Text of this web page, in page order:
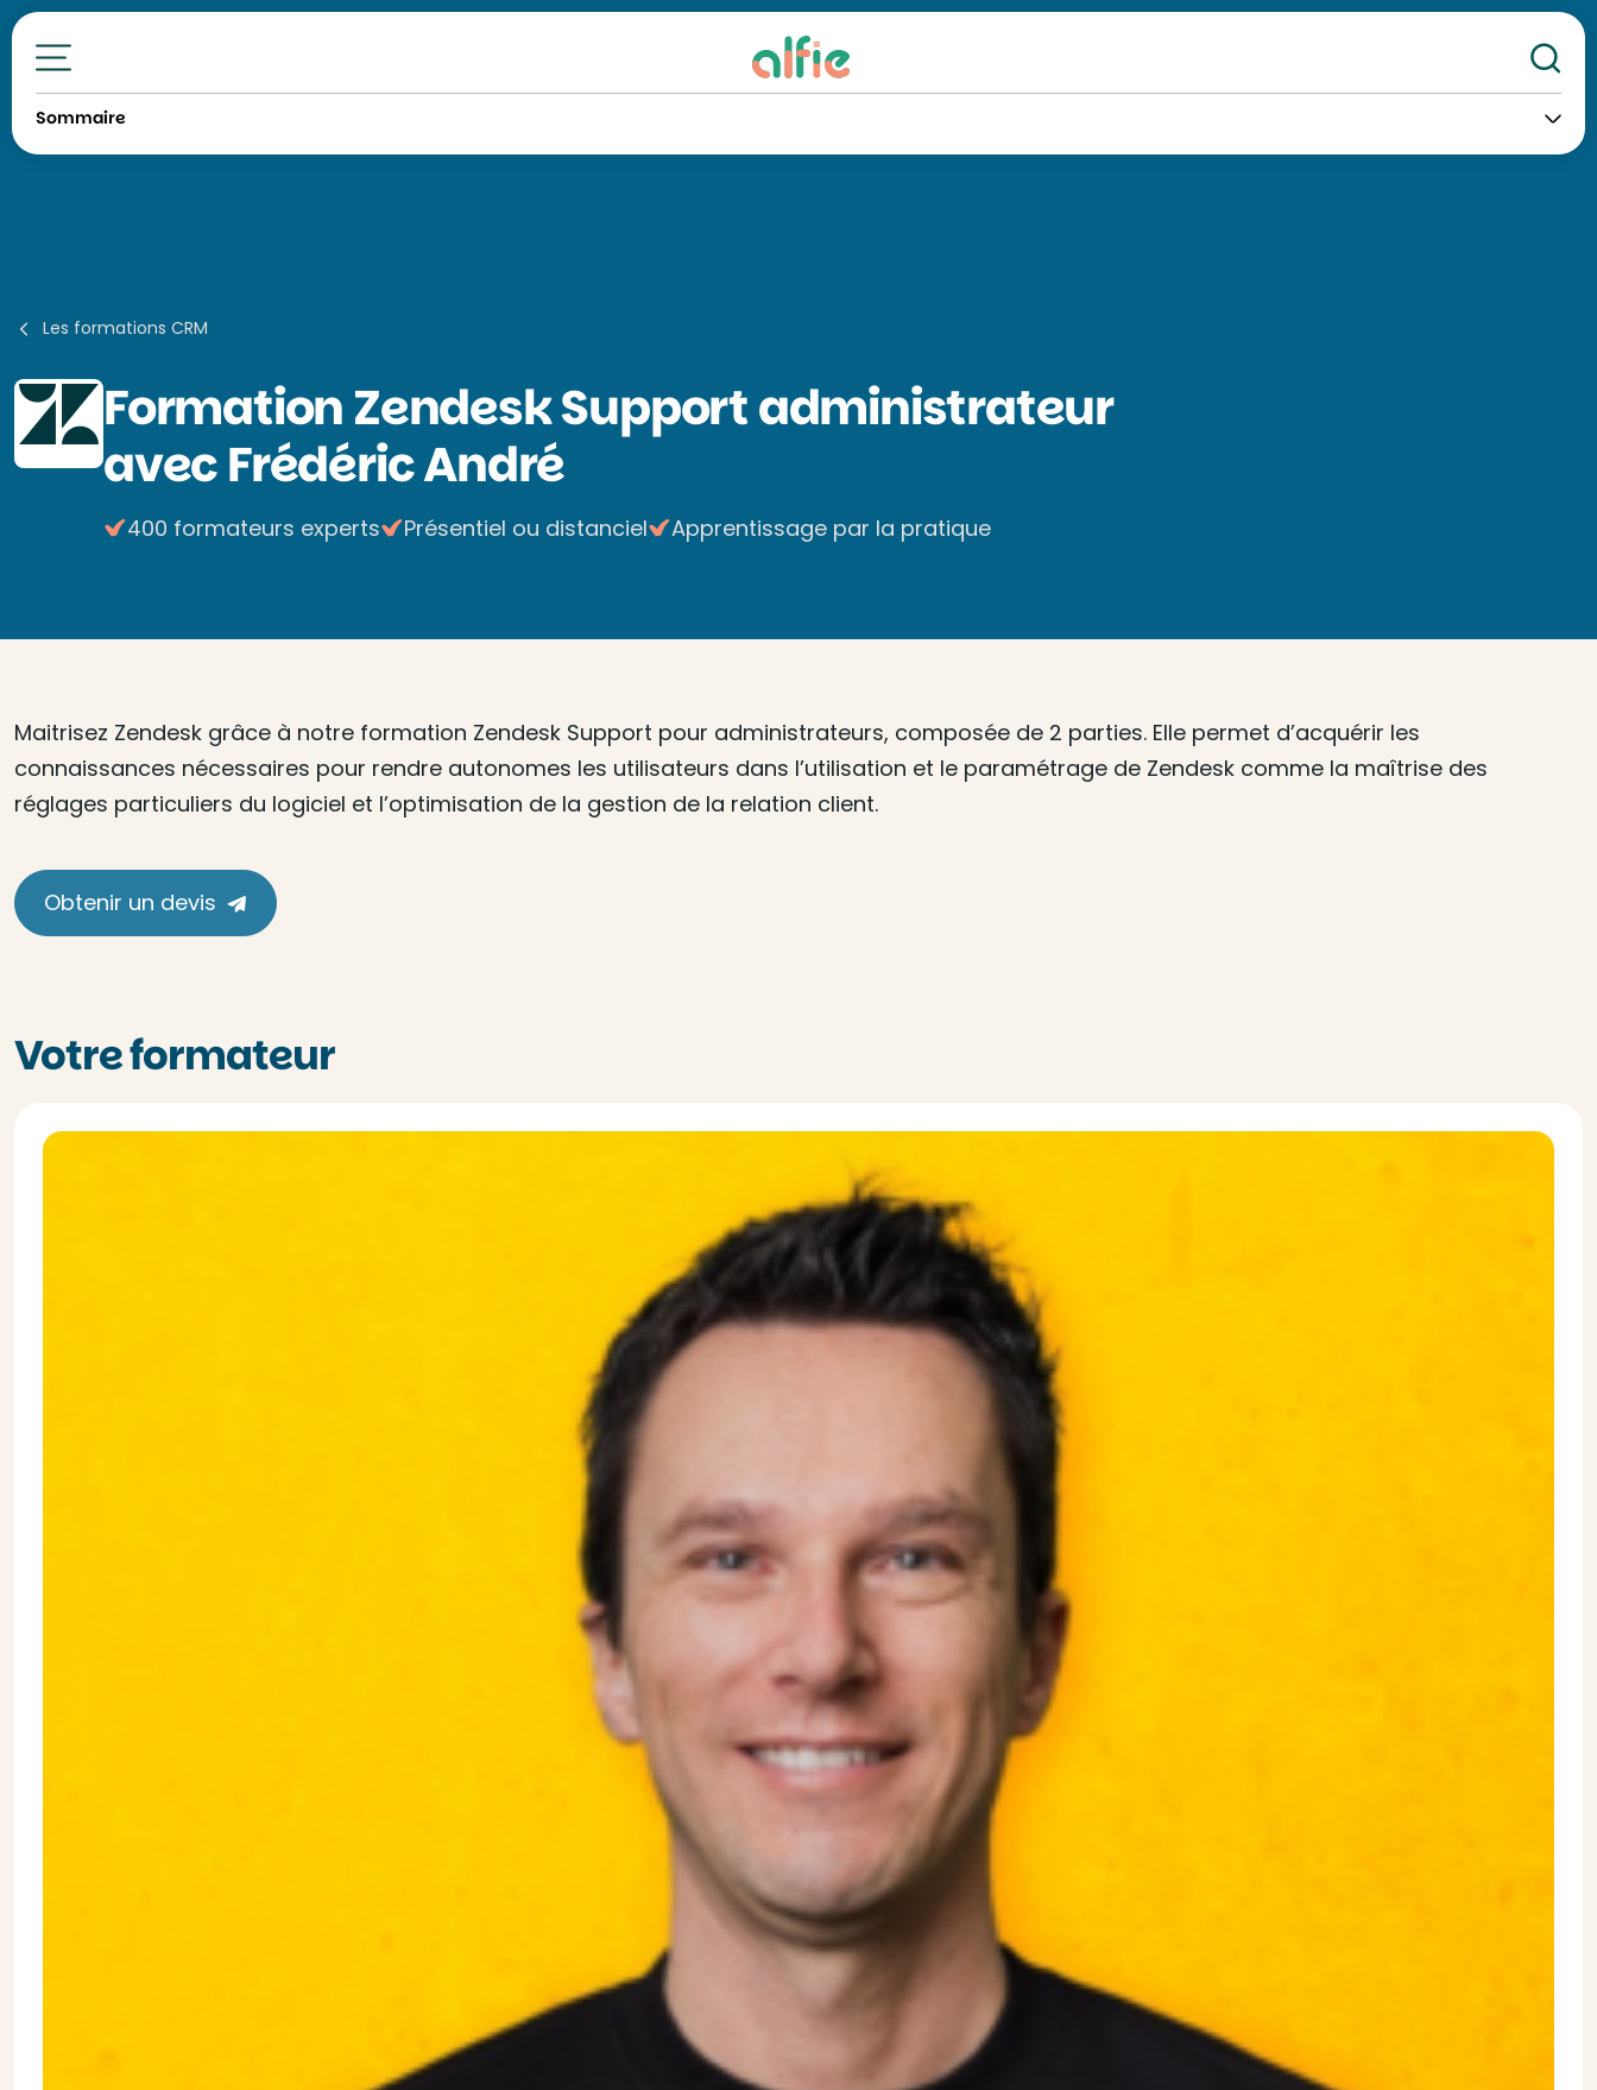
Toutes nos formations
Sommaire
Les formations CRM
FormationZendesk Support administrateur
avec Frédéric André
400 formateurs experts Présentiel ou distanciel Apprentissage par la pratique
Maitrisez Zendesk grâce à notre formation Zendesk Support pour administrateurs, composée de 2 parties. Elle permet d’acquérir les
connaissances nécessaires pour rendre autonomes les utilisateurs dans l’utilisation et le paramétrage de Zendesk comme la maîtrise des
réglages particuliers du logiciel et l’optimisation de la gestion de la relation client.
Obtenir un devis
Votre formateur